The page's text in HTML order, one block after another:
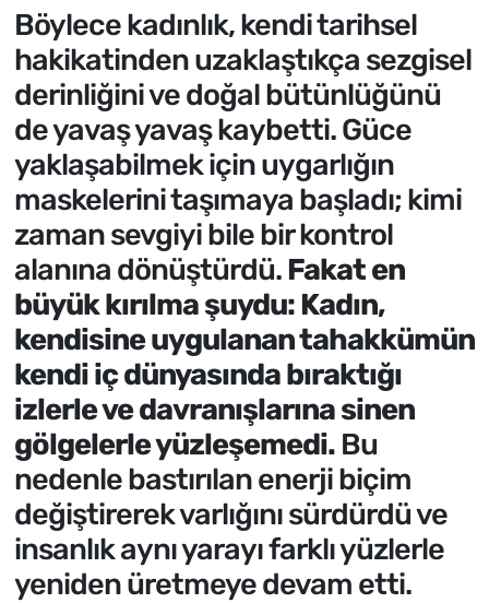
Böylece kadınlık, kendi tarihsel
hakikatinden uzaklaştıkça sezgisel
derinliğini ve doğal bütünlüğünü
de yavaş yavaş kaybetti. Güce
yaklaşabilmek için uygarlığın
maskelerini taşımaya başladı; kimi
zaman sevgiyi bile bir kontrol
alanına dönüştürdü.Fakat en
büyük kırılma şuydu: Kadın,
kendisine uygulanan tahakkümün
kendi iç dünyasında bıraktığı
izlerle ve davranışlarına sinen
gölgelerle yüzleşemedi. Bu
nedenle bastırılan enerji biçim
değiştirerek varlığını sürdürdü ve
insanlık aynı yarayı farklı yüzlerle
yeniden üretmeye devam etti.